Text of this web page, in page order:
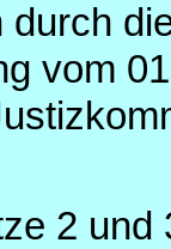
durch
vom
2